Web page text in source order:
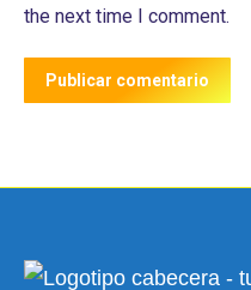
the next time I comment.
Publicar comentario